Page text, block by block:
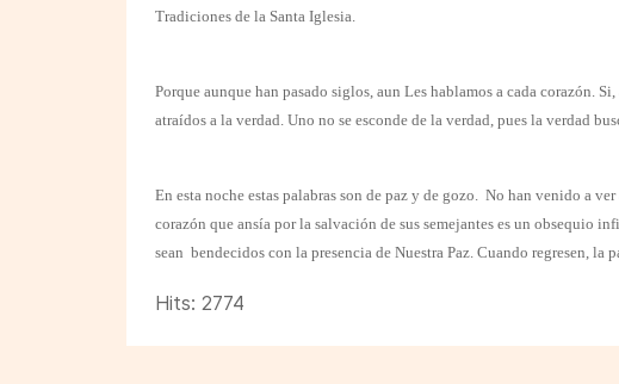
Tradiciones de la Santa Iglesia.
Porque aunque han pasado siglos, aun Les hablamos a cada corazón.
atraídos a la verdad. Uno no se esconde de la verdad, pues la verdad
En esta noche estas palabras son de paz y de gozo. No han venido a
corazón que ansía por la salvación de sus semejantes es un obsequio
sean bendecidos con la presencia de Nuestra Paz. Cuando regresen,
Hits: 2774